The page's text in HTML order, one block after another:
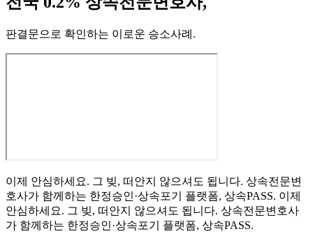
판결문으로 확인하는 이로운 승소사례 .
이제 안심하세요. 그 빚, 떠안지 않으셔도 됩니다. 상속전문변
호사가 함께하는 한정승인·상속포기 플랫폼, 상속PASS. 이제
안심하세요. 그 빚, 떠안지 않으셔도 됩니다. 상속전문변호사
가 함께하는 한정승인·상속포기 플랫폼, 상속PASS.